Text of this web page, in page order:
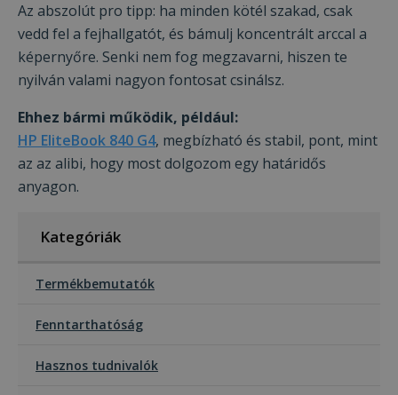
Az abszolút pro tipp: ha minden kötél szakad, csak
vedd fel a fejhallgatót, és bámulj koncentrált arccal a
képernyőre. Senki nem fog megzavarni, hiszen te
nyilván valami nagyon fontosat csinálsz.
Ehhez bármi működik, például:
HP EliteBook 840 G4, megbízható és stabil, pont, mint
az az alibi, hogy most dolgozom egy határidős
anyagon.
Kategóriák
Termékbemutatók
Fenntarthatóság
Hasznos tudnivalók